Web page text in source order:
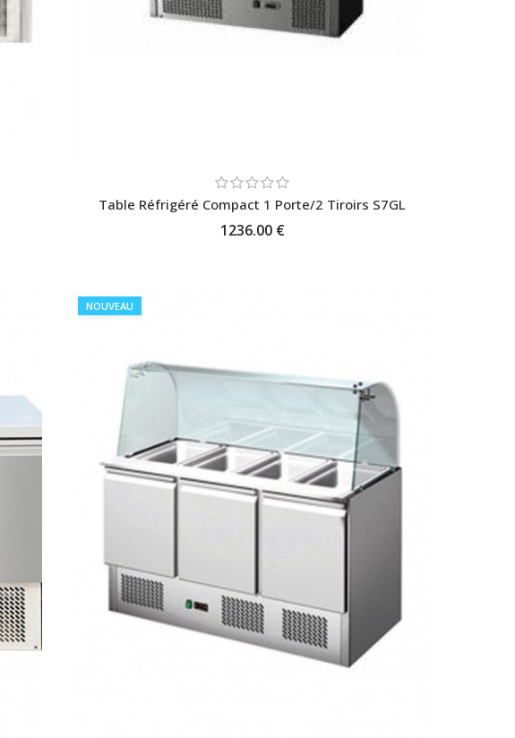
Table Réfrigéré Compact 1 Porte/2 Tiroirs S7GL
1236.00 €
NOUVEAU